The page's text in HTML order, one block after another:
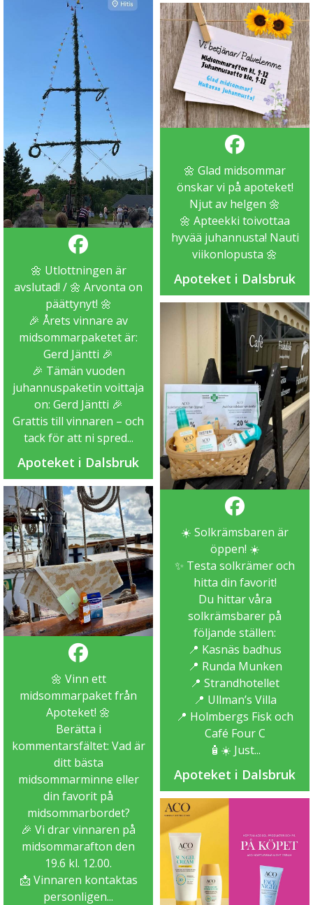
🌼 Utlottningen är
avslutad! / 🌼 Arvonta on
päättynyt! 🌼
🎉 Årets vinnare av
midsommarpaketet är:
Gerd Jäntti 🎉
🎉 Tämän vuoden
juhannuspaketin voittaja
on: Gerd Jäntti 🎉
Grattis till vinnaren – och
tack för att ni spred...
Apoteket i Dalsbruk
🌼 Vinn ett
midsommarpaket från
Apoteket! 🌼
Berätta i
kommentarsfältet: Vad är
ditt bästa
midsommarminne eller
din favorit på
midsommarbordet?
🎉 Vi drar vinnaren på
midsommarafton den
19.6 kl. 12.00.
📩 Vinnaren kontaktas
personligen...
🌼 Glad midsommar
önskar vi på apoteket!
Njut av helgen 🌼
🌼 Apteekki toivottaa
hyvää juhannusta! Nauti
viikonlopusta 🌼
Apoteket i Dalsbruk
☀️ Solkrämsbaren är
öppen! ☀️
✨ Testa solkrämer och
hitta din favorit!
Du hittar våra
solkrämsbarer på
följande ställen:
📍 Kasnäs badhus
📍 Runda Munken
📍 Strandhotellet
📍 Ullman’s Villa
📍 Holmbergs Fisk och
Café Four C
🧴☀️ Just...
Apoteket i Dalsbruk